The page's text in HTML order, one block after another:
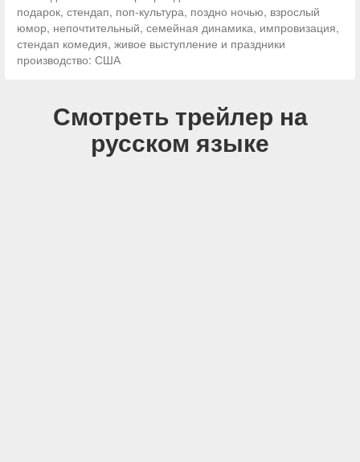
подарок, стендап, поп-культура, поздно ночью, взрослый
юмор, непочтительный, семейная динамика, импровизация,
стендап комедия, живое выступление и праздники
производство: США
Смотреть трейлер на
русском языке